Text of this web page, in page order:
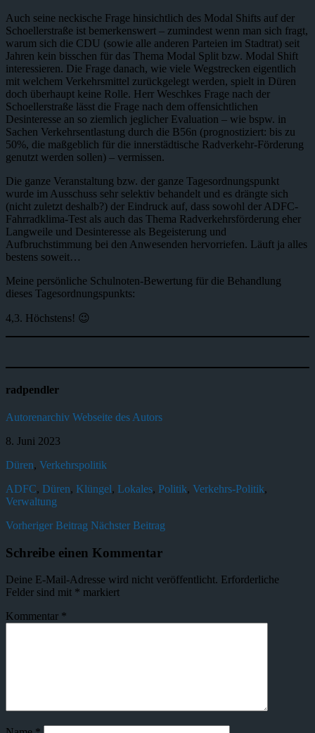
Auch seine neckische Frage hinsichtlich des Modal Shifts auf der
Schoellerstraße ist bemerkenswert – zumindest wenn man sich fragt,
warum sich die CDU (sowie alle anderen Parteien im Stadtrat) seit
Jahren kein bisschen für das Thema Modal Split bzw. Modal Shift
interessieren. Die Frage danach, wie viele Wegstrecken eigentlich
mit welchem Verkehrsmittel zurückgelegt werden, spielt in Düren
doch überhaupt keine Rolle. Herr Weschkes Frage nach der
Schoellerstraße lässt die Frage nach dem offensichtlichen
Desinteresse an so ziemlich jeglicher Evaluation – wie bspw. in
Sachen Verkehrsentlastung durch die B56n (prognostiziert: bis zu
50%, die maßgeblich für die innerstädtische Radverkehr-Förderung
genutzt werden sollen) – vermissen.
Die ganze Veranstaltung bzw. der ganze Tagesordnungspunkt
wurde im Ausschuss sehr selektiv behandelt und es drängte sich
(nicht zuletzt deshalb?) der Eindruck auf, dass sowohl der ADFC-
Fahrradklima-Test als auch das Thema Radverkehrsförderung eher
Langweile und Desinteresse als Begeisterung und
Aufbruchstimmung bei den Anwesenden hervorriefen. Läuft ja alles
bestens soweit…
Meine persönliche Schulnoten-Bewertung für die Behandlung
dieses Tagesordnungspunkts:
4,3. Höchstens! 😉
radpendler
Autorenarchiv Webseite des Autors
8. Juni 2023
Düren, Verkehrspolitik
ADFC, Düren, Klüngel, Lokales, Politik, Verkehrs-Politik,
Verwaltung
Vorheriger Beitrag Nächster Beitrag
Schreibe einen Kommentar
Deine E-Mail-Adresse wird nicht veröffentlicht. Erforderliche
Felder sind mit * markiert
Kommentar *